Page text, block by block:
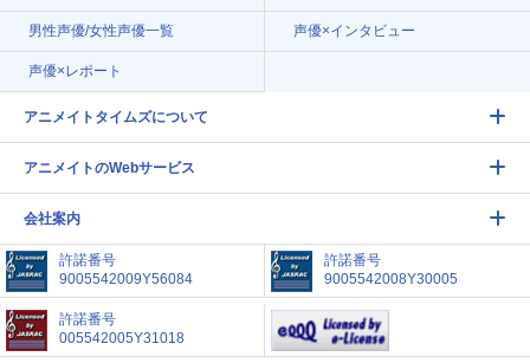
男性声優/女性声優一覧 声優×インタビュー
声優×レポート
アニメイトタイムズについて
アニメイトのWebサービス
会社案内
許諾番号
9005542009Y56084
許諾番号
9005542008Y30005
許諾番号
005542005Y31018